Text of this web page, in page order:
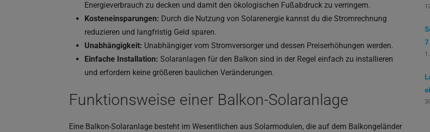
Energieverbrauch zu decken und damit den ökologischen Fußabdruck zu verringern.
Kosteneinsparungen: Durch die Nutzung von Solarenergie kannst du die Stromrechnung
reduzieren und langfristig Geld sparen.
Unabhängigkeit: Unabhängiger vom Stromversorger und dessen Preiserhöhungen werden.
Einfache Installation: Solaranlagen für den Balkon sind in der Regel einfach zu installieren
und erfordern keine größeren baulichen Veränderungen.
Funktionsweise einer Balkon-Solaranlage
Eine Balkon-Solaranlage besteht im Wesentlichen aus Solarmodulen, die auf dem Balkongeländer